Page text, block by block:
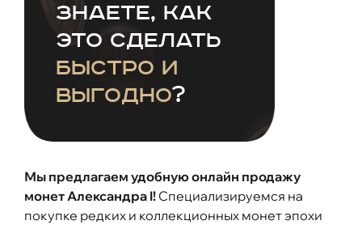
знаете, как
это сделать
быстро и
выгодно?
Мы предлагаем удобную онлайн продажу
монет Александра I! Специализируемся на
покупке редких и коллекционных монет эпохи